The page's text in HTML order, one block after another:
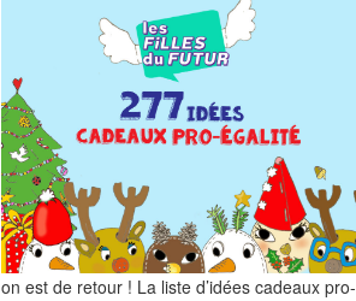
on est de retour ! La liste d’idées cadeaux pro-